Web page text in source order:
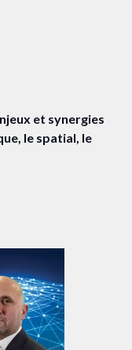
et synergies
le spatial, le